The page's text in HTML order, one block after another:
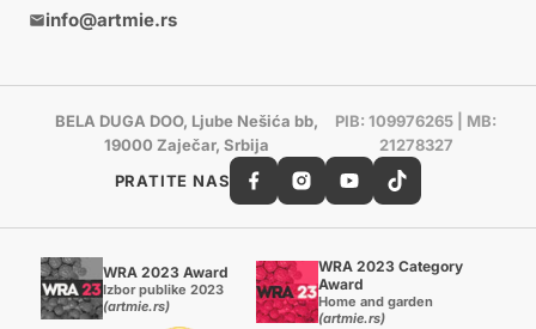
info@artmie.rs
BELA DUGA DOO, Ljube Nešića bb,
19000 Zaječar, Srbija
PIB: 109976265 | MB:
21278327
PRATITE NAS
WRA 2023 Award
Izbor publike 2023
(artmie.rs)
WRA 2023 Category
Award
Home and garden
(artmie.rs)